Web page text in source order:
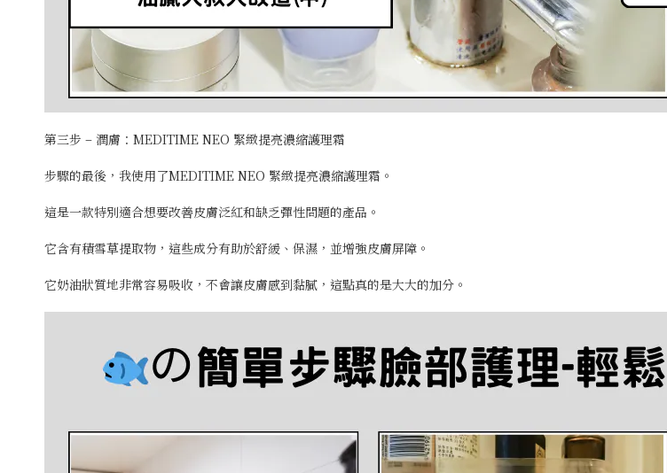
第三步 – 潤膚：MEDITIME NEO 緊緻提亮濃縮護理霜
步驟的最後，我使用了MEDITIME NEO 緊緻提亮濃縮護理霜。
這是一款特別適合想要改善皮膚泛紅和缺乏彈性問題的產品。
它含有積雪草提取物，這些成分有助於舒緩、保濕，並增強皮膚屏障。
它奶油狀質地非常容易吸收，不會讓皮膚感到黏膩，這點真的是大大的加分。